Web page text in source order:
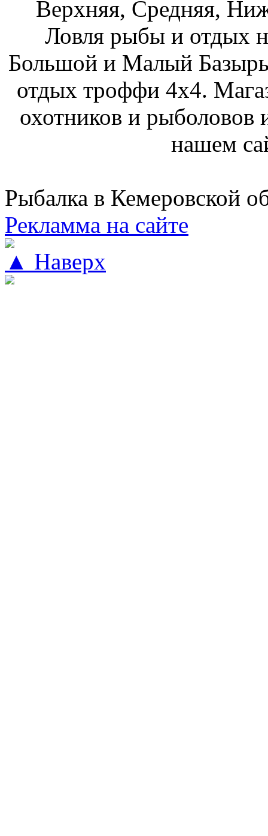
Верхняя, Средняя,
Ловля рыбы и отдых
Большой и Малый
отдых троффи 4х4.
охотников и рыболовов
нашем
Рыбалка в Кемеровской
Рекламма на сайте
▲ Наверх